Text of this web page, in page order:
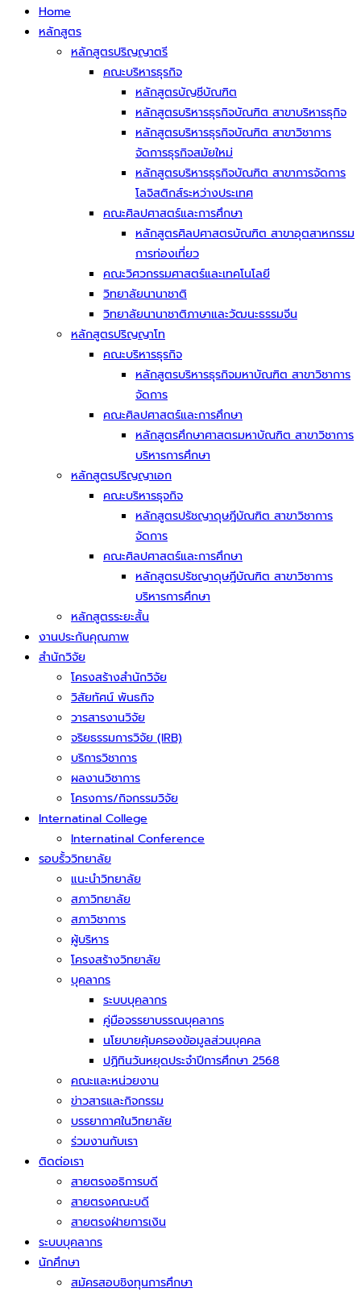
Home
หลักสูตร
หลักสูตรปริญญาตรี
คณะบริหารธุรกิจ
หลักสูตรบัญชีบัณฑิต
หลักสูตรบริหารธุรกิจบัณฑิต สาขาบริหารธุกิจ
หลักสูตรบริหารธุรกิจบัณฑิต สาขาวิชาการ
จัดการธุรกิจสมัยใหม่
หลักสูตรบริหารธุรกิจบัณฑิต สาขาการจัดการ
โลจิสติกส์ระหว่างประเทศ
คณะศิลปศาสตร์และการศึกษา
หลักสูตรศิลปศาสตรบัณฑิต สาขาอุตสาหกรรม
การท่องเที่ยว
คณะวิศวกรรมศาสตร์และเทคโนโลยี
วิทยาลัยนานาชาติ
วิทยาลัยนานาชาติภาษาและวัฒนะธรรมจีน
หลักสูตรปริญญาโท
คณะบริหารธุรกิจ
หลักสูตรบริหารธุรกิจมหาบัณฑิต สาขาวิชาการ
จัดการ
คณะศิลปศาสตร์และการศึกษา
หลักสูตรศึกษาศาสตรมหาบัณฑิต สาขาวิชาการ
บริหารการศึกษา
หลักสูตรปริญญาเอก
คณะบริหารธุจกิจ
หลักสูตรปรัชญาดุษฎีบัณฑิต สาขาวิชาการ
จัดการ
คณะศิลปศาสตร์และการศึกษา
หลักสูตรปรัชญาดุษฎีบัณฑิต สาขาวิชาการ
บริหารการศึกษา
หลักสูตรระยะสั้น
งานประกันคุณภาพ
สำนักวิจัย
โครงสร้างสำนักวิจัย
วิสัยทัศน์ พันธกิจ
วารสารงานวิจัย
จริยธรรมการวิจัย (IRB)
บริการวิชาการ
ผลงานวิชาการ
โครงการ/กิจกรรมวิจัย
Internatinal College
Internatinal Conference
รอบรั้ววิทยาลัย
แนะนำวิทยาลัย
สภาวิทยาลัย
สภาวิชาการ
ผู้บริหาร
โครงสร้างวิทยาลัย
บุคลากร
ระบบบุคลากร
คู่มือจรรยาบรรณบุคลากร
นโยบายคุ้มครองข้อมูลส่วนบุคคล
ปฏิทินวันหยุดประจำปีการศึกษา 2568
คณะและหน่วยงาน
ข่าวสารและกิจกรรม
บรรยากาศในวิทยาลัย
ร่วมงานกับเรา
ติดต่อเรา
สายตรงอธิการบดี
สายตรงคณะบดี
สายตรงฝ่ายการเงิน
ระบบบุคลากร
นักศึกษา
สมัครสอบชิงทุนการศึกษา